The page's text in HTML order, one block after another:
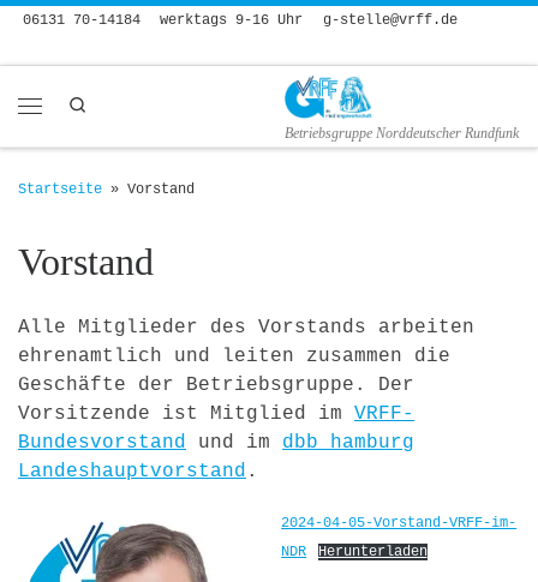
Zum Inhalt springen
06131 70-14184 werktags 9-16 Uhr g-stelle@vrff.de
Betriebsgruppe Norddeutscher Rundfunk
Startseite » Vorstand
Vorstand
Alle Mitglieder des Vorstands arbeiten
ehrenamtlich und leiten zusammen die
Geschäfte der Betriebsgruppe. Der
Vorsitzende ist Mitglied im VRFF-
Bundesvorstand und im dbb hamburg
Landeshauptvorstand .
2024-04-05-Vorstand-VRFF-im-
NDR
Herunterladen